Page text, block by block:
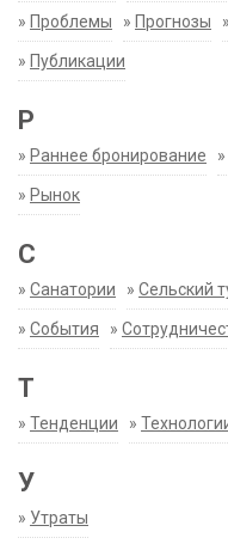
» Проблемы » Прогнозы »
» Публикации
Р
» Раннее бронирование »
» Рынок
С
» Санатории » Сельский
» События »
Т
» Тенденции »
У
» Утраты